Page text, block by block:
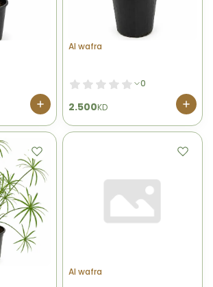
Al wafra
0
2.500KD
Al wafra